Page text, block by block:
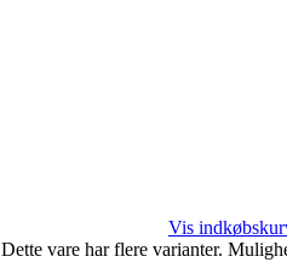
Vis
Dette vare har flere varianter.